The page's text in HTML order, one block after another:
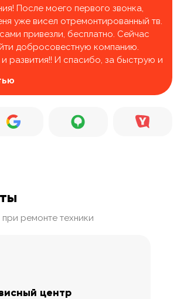
После моего первого звонка,
уже висел отремонтированный тв.
привезли, бесплатно. Сейчас
добросовестную компанию.
развития!! И спасибо, за быструю и
ремонте техники
центр